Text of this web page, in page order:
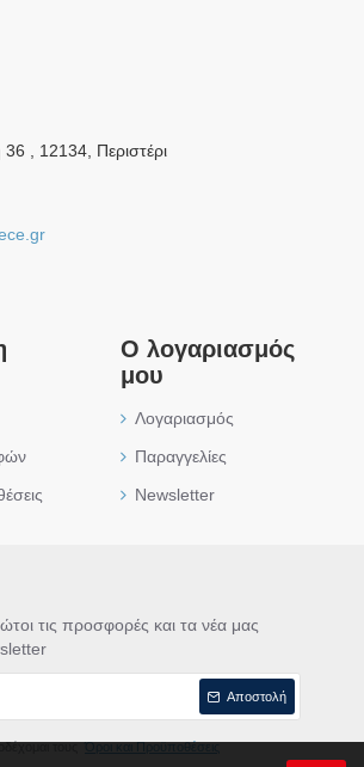
36 , 12134, Περιστέρι
Ο λογαριασμός
μου
Λογαριασμός
Παραγγελίες
Newsletter
τις προσφορές και τα νέα μας
Αποστολή
τους Όροι και Προϋποθέσεις